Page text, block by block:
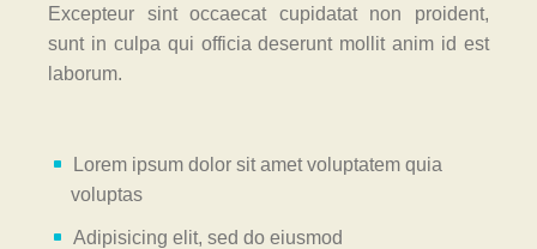
Excepteur sint occaecat cupidatat non proident,
sunt in culpa qui officia deserunt mollit anim id est
laborum.
Lorem ipsum dolor sit amet voluptatem quia
voluptas
Adipisicing elit, sed do eiusmod